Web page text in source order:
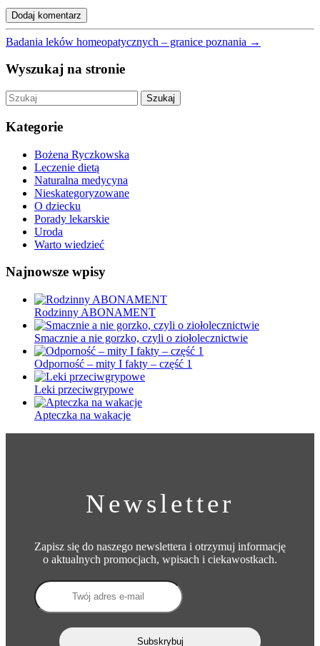
Badania leków homeopatycznych – granice poznania →
Wyszukaj na stronie
Szukaj
Kategorie
Bożena Ryczkowska
Leczenie dietą
Naturalna medycyna
Nieskategoryzowane
O dziecku
Porady lekarskie
Uroda
Warto wiedzieć
Najnowsze wpisy
Rodzinny ABONAMENT
Smacznie a nie gorzko, czyli o ziołolecznictwie
Odporność – mity I fakty – część 1
Leki przeciwgrypowe
Apteczka na wakacje
Newsletter
Zapisz się do naszego newslettera i otrzymuj informację
o aktualnych promocjach, wpisach i ciekawostkach.